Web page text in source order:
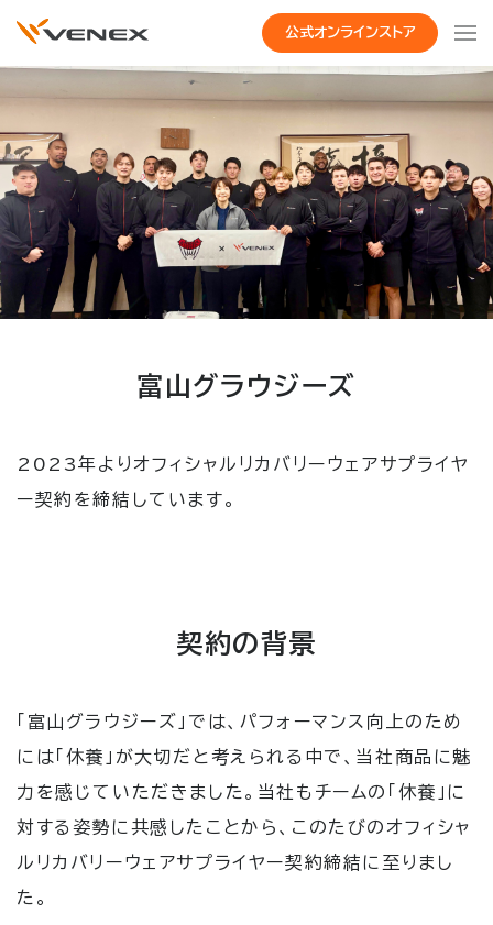
公式オンラインストア
富山グラウジーズ
2023年よりオフィシャルリカバリーウェアサプライヤ
ー契約を締結しています。
契約の背景
「富山グラウジーズ」では、パフォーマンス向上のため
には「休養」が大切だと考えられる中で、当社商品に魅
力を感じていただきました。当社もチームの「休養」に
対する姿勢に共感したことから、このたびのオフィシャ
ルリカバリーウェアサプライヤー契約締結に至りまし
た。